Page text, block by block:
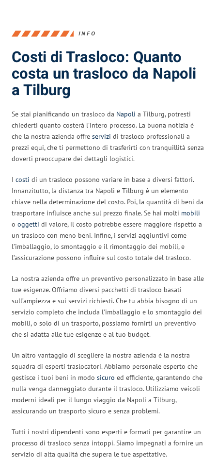
INFO
Costi di Trasloco: Quanto
costa un trasloco da Napoli
a Tilburg
Se stai pianificando un trasloco da Napoli a Tilburg, potresti
chiederti quanto costerà l’intero processo. La buona notizia è
che la nostra azienda offre servizi di trasloco professionali a
prezzi equi, che ti permettono di trasferirti con tranquillità senza
doverti preoccupare dei dettagli logistici.
I costi di un trasloco possono variare in base a diversi fattori.
Innanzitutto, la distanza tra Napoli e Tilburg è un elemento
chiave nella determinazione del costo. Poi, la quantità di beni da
trasportare influisce anche sul prezzo finale. Se hai molti mobili
o oggetti di valore, il costo potrebbe essere maggiore rispetto a
un trasloco con meno beni. Infine, i servizi aggiuntivi come
l’imballaggio, lo smontaggio e il rimontaggio dei mobili, e
l’assicurazione possono influire sul costo totale del trasloco.
La nostra azienda offre un preventivo personalizzato in base alle
tue esigenze. Offriamo diversi pacchetti di trasloco basati
sull’ampiezza e sui servizi richiesti. Che tu abbia bisogno di un
servizio completo che includa l’imballaggio e lo smontaggio dei
mobili, o solo di un trasporto, possiamo fornirti un preventivo
che si adatta alle tue esigenze e al tuo budget.
Un altro vantaggio di scegliere la nostra azienda è la nostra
squadra di esperti traslocatori. Abbiamo personale esperto che
gestisce i tuoi beni in modo sicuro ed efficiente, garantendo che
nulla venga danneggiato durante il trasloco. Utilizziamo veicoli
moderni ideali per il lungo viaggio da Napoli a Tilburg,
assicurando un trasporto sicuro e senza problemi.
Tutti i nostri dipendenti sono esperti e formati per garantire un
processo di trasloco senza intoppi. Siamo impegnati a fornire un
servizio di alta qualità che supera le tue aspettative.